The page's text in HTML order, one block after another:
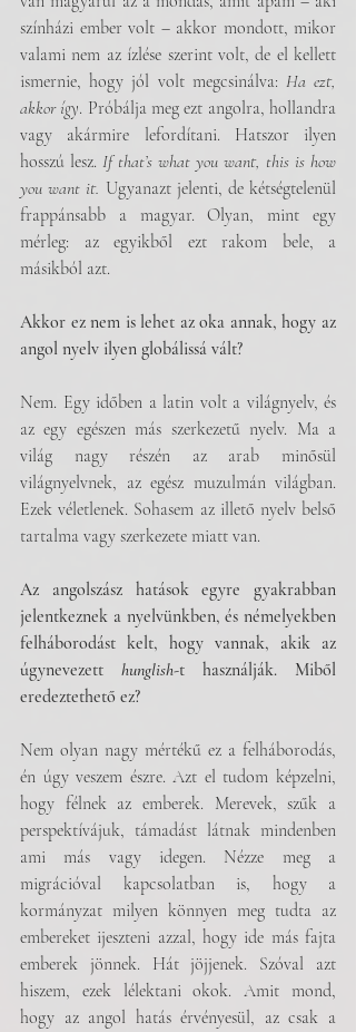
színházi ember volt – akkor mondott, mikor
valami nem az ízlése szerint volt, de el kellett
ismernie, hogy jól volt megcsinálva: Ha ezt,
akkor így. Próbálja meg ezt angolra, hollandra
vagy akármire lefordítani. Hatszor ilyen
hosszú lesz. If that’s what you want, this is how
you want it. Ugyanazt jelenti, de kétségtelenül
frappánsabb a magyar. Olyan, mint egy
mérleg: az egyikből ezt rakom bele, a
másikból azt.
Akkor ez nem is lehet az oka annak, hogy az
angol nyelv ilyen globálissá vált?
Nem. Egy időben a latin volt a világnyelv, és
az egy egészen más szerkezetű nyelv. Ma a
világ nagy részén az arab minősül
világnyelvnek, az egész muzulmán világban.
Ezek véletlenek. Sohasem az illető nyelv belső
tartalma vagy szerkezete miatt van.
Az angolszász hatások egyre gyakrabban
jelentkeznek a nyelvünkben, és némelyekben
felháborodást kelt, hogy vannak, akik az
úgynevezett hunglish-t használják. Miből
eredeztethető ez?
Nem olyan nagy mértékű ez a felháborodás,
én úgy veszem észre. Azt el tudom képzelni,
hogy félnek az emberek. Merevek, szűk a
perspektívájuk, támadást látnak mindenben
ami más vagy idegen. Nézze meg a
migrációval kapcsolatban is, hogy a
kormányzat milyen könnyen meg tudta az
embereket ijeszteni azzal, hogy ide más fajta
emberek jönnek. Hát jöjjenek. Szóval azt
hiszem, ezek lélektani okok. Amit mond,
hogy az angol hatás érvényesül, az csak a